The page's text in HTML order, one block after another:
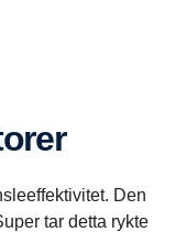
Den
tar detta rykte